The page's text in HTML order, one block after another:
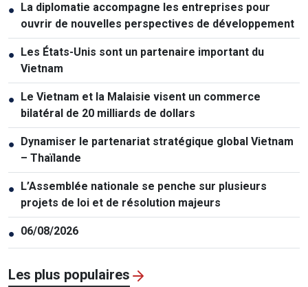
●
La diplomatie accompagne les entreprises pour
ouvrir de nouvelles perspectives de développement
●
Les États-Unis sont un partenaire important du
Vietnam
●
Le Vietnam et la Malaisie visent un commerce
bilatéral de 20 milliards de dollars
●
Dynamiser le partenariat stratégique global Vietnam
– Thaïlande
●
L’Assemblée nationale se penche sur plusieurs
projets de loi et de résolution majeurs
● 06/08/2026
Les plus populaires